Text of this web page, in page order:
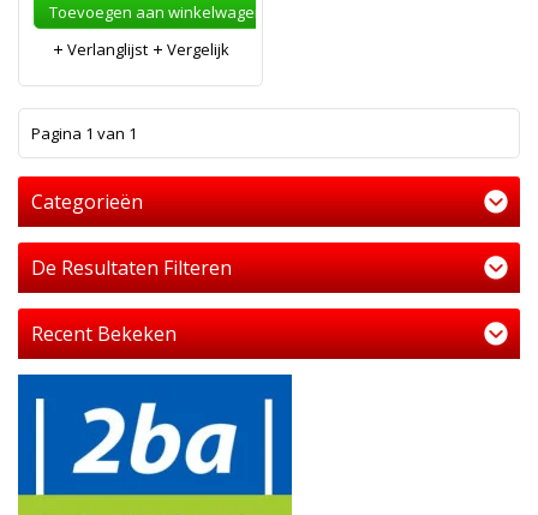
Toevoegen aan winkelwagen
Verlanglijst
Vergelijk
Pagina 1 van 1
Categorieën
De Resultaten Filteren
Recent Bekeken